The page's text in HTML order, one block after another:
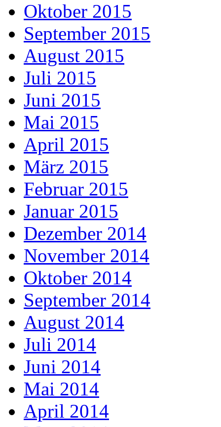
Oktober 2015
September 2015
August 2015
Juli 2015
Juni 2015
Mai 2015
April 2015
März 2015
Februar 2015
Januar 2015
Dezember 2014
November 2014
Oktober 2014
September 2014
August 2014
Juli 2014
Juni 2014
Mai 2014
April 2014